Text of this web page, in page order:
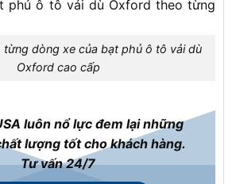
dòng xe của bạt phủ ô tô vải dù
Oxford cao cấp
luôn nổ lực đem lại những
lượng tốt cho khách hàng.
Tư vấn 24/7